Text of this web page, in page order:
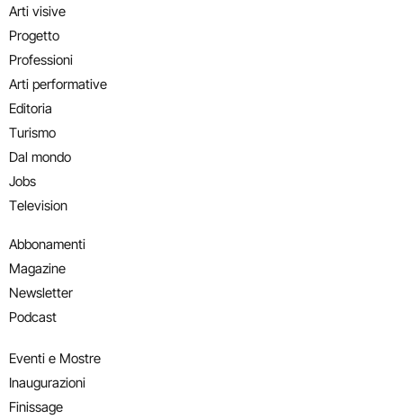
Arti visive
Progetto
Professioni
Arti performative
Editoria
Turismo
Dal mondo
Jobs
Television
Abbonamenti
Magazine
Newsletter
Podcast
Eventi e Mostre
Inaugurazioni
Finissage